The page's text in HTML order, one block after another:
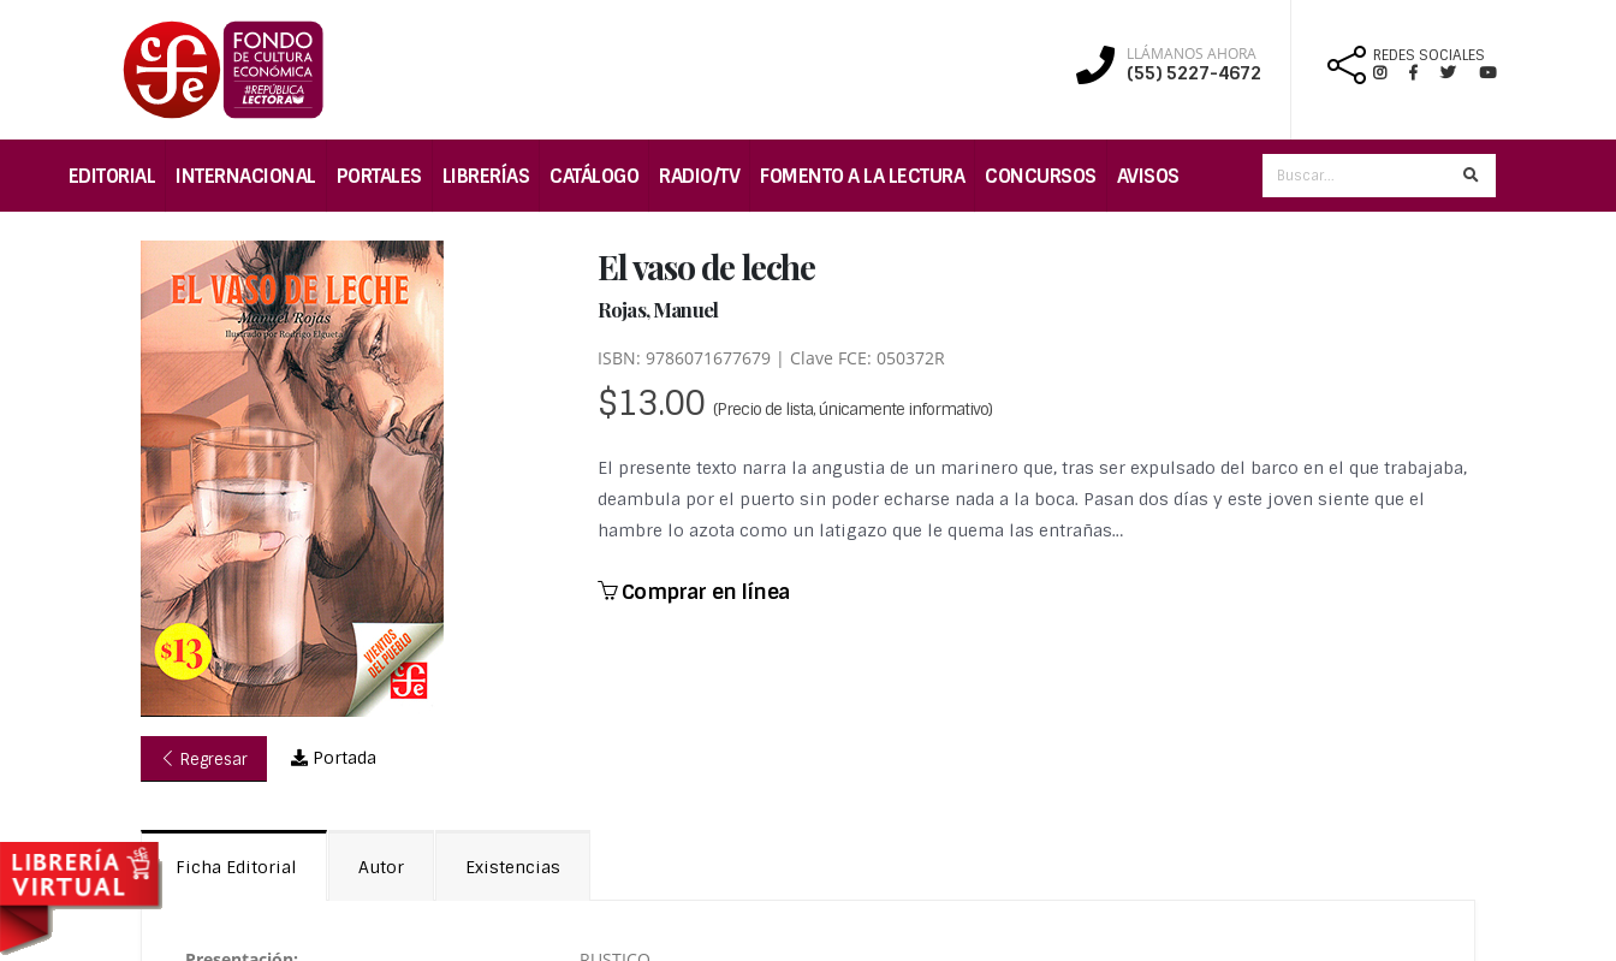
LLÁMANOS AHORA
(55) 5227-4672
REDES SOCIALES
EDITORIAL INTERNACIONAL PORTALES LIBRERÍAS CATÁLOGO RADIO/TV FOMENTO A LA LECTURA CONCURSOS AVISOS
Regresar Portada
El vaso de leche
Rojas, Manuel
ISBN: 9786071677679 | Clave FCE: 050372R
$13.00 (Precio de lista, únicamente informativo)
El presente texto narra la angustia de un marinero que, tras ser expulsado del barco en el que trabajaba,
deambula por el puerto sin poder echarse nada a la boca. Pasan dos días y este joven siente que el
hambre lo azota como un latigazo que le quema las entrañas…
Comprar en línea
Ficha Editorial Autor Existencias